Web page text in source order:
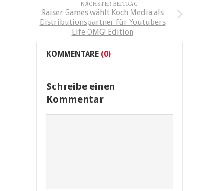
NÄCHSTER BEITRAG
Raiser Games wählt Koch Media als
Distributionspartner für Youtubers
Life OMG! Edition
KOMMENTARE (0)
Schreibe einen
Kommentar